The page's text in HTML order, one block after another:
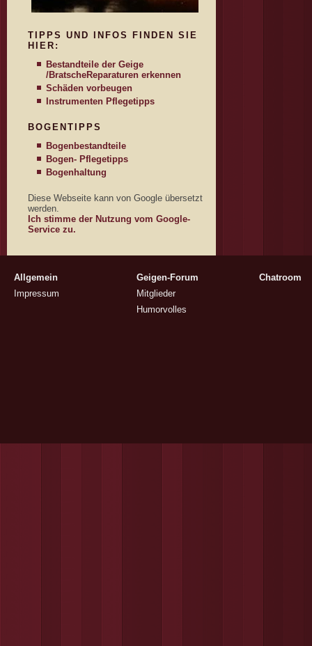
TIPPS UND INFOS FINDEN SIE
HIER:
Bestandteile der Geige
/BratscheReparaturen erkennen
Schäden vorbeugen
Instrumenten Pflegetipps
BOGENTIPPS
Bogenbestandteile
Bogen- Pflegetipps
Bogenhaltung
Diese Webseite kann von Google übersetzt
werden.
Ich stimme der Nutzung vom Google-
Service zu.
Allgemein
Impressum
Geigen-Forum
Mitglieder
Humorvolles
Chatroom